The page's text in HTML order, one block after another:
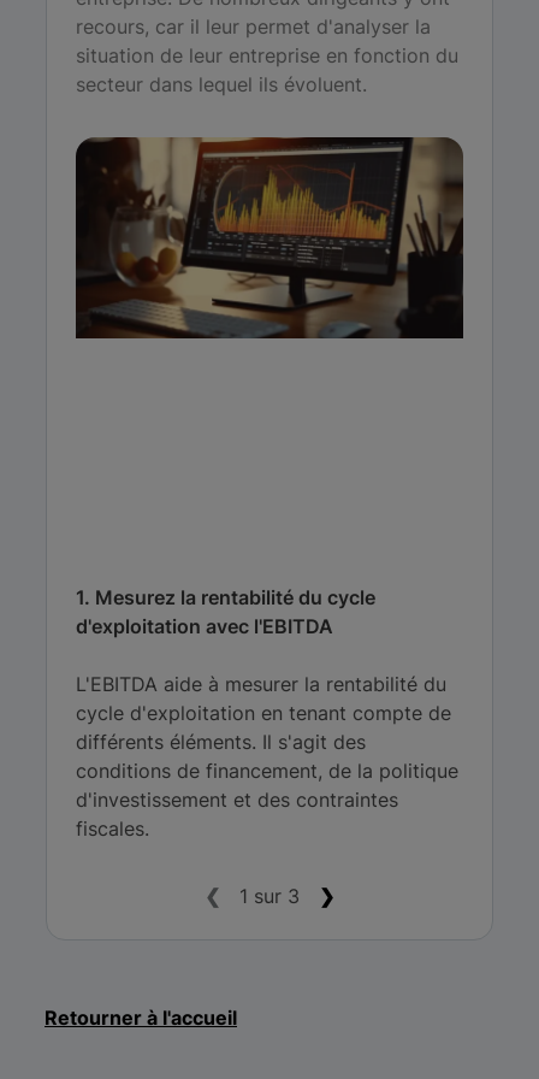
recours, car il leur permet d'analyser la
situation de leur entreprise en fonction du
secteur dans lequel ils évoluent.
1. Mesurez la rentabilité du cycle
d'exploitation avec l'EBITDA
L'EBITDA aide à mesurer la rentabilité du
cycle d'exploitation en tenant compte de
différents éléments. Il s'agit des
conditions de financement, de la politique
d'investissement et des contraintes
fiscales.
❮ 1 sur 3 ❯
Retourner à l'accueil